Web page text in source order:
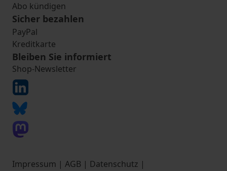
Abo kündigen
Sicher bezahlen
PayPal
Kreditkarte
Bleiben Sie informiert
Shop-Newsletter
Impressum | AGB | Datenschutz |